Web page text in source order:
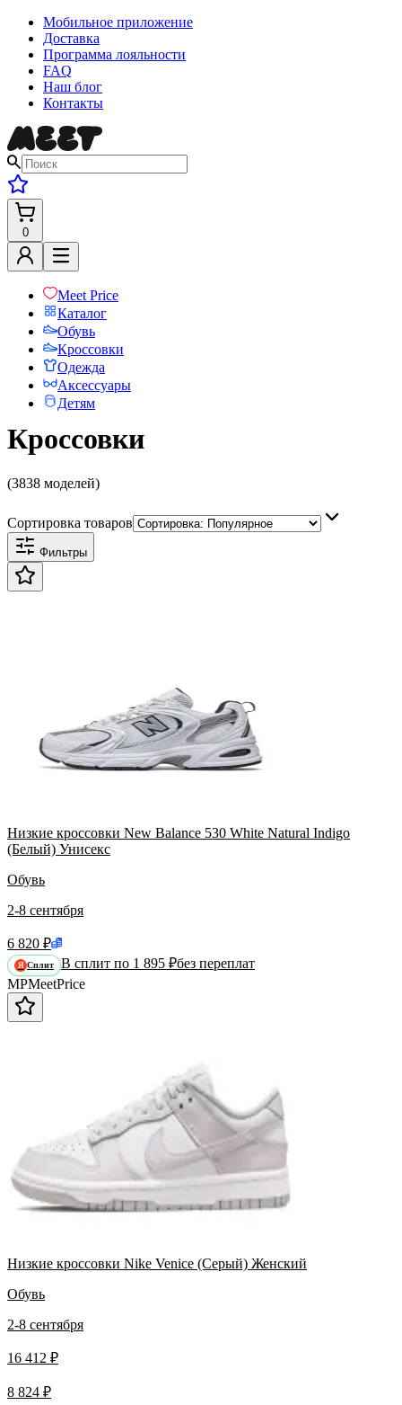
Мобильное приложение
Доставка
Программа лояльности
FAQ
Наш блог
Контакты
0
Meet Price
Каталог
Обувь
Кроссовки
Одежда
Аксессуары
Детям
Кроссовки
(3838 моделей)
Сортировка товаров
Фильтры
Низкие кроссовки New Balance 530 White Natural Indigo
(Белый) Унисекс
Обувь
2-8 сентября
6 820 ₽
Я Сплит В сплит по 1 895 ₽без переплат
MPMeetPrice
Низкие кроссовки Nike Venice (Серый) Женский
Обувь
2-8 сентября
16 412 ₽
8 824 ₽